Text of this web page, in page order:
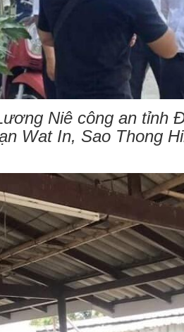
Niê công an tỉnh
Wat In, Sao Thong